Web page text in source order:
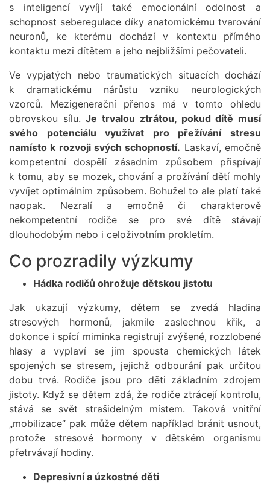
s inteligencí vyvíjí také emocionální odolnost a
schopnost seberegulace díky anatomickému tvarování
neuronů, ke kterému dochází v kontextu přímého
kontaktu mezi dítětem a jeho nejbližšími pečovateli.
Ve vypjatých nebo traumatických situacích dochází
k dramatickému nárůstu vzniku neurologických
vzorců. Mezigenerační přenos má v tomto ohledu
obrovskou sílu.Je trvalou ztrátou, pokud dítě musí
svého potenciálu využívat pro přežívání stresu
namísto k rozvoji svých schopností. Laskaví, emočně
kompetentní dospělí zásadním způsobem přispívají
k tomu, aby se mozek, chování a prožívání dětí mohly
vyvíjet optimálním způsobem. Bohužel to ale platí také
naopak. Nezralí a emočně či charakterově
nekompetentní rodiče se pro své dítě stávají
dlouhodobým nebo i celoživotním prokletím.
Co prozradily výzkumy
Hádka rodičů ohrožuje dětskou jistotu
Jak ukazují výzkumy, dětem se zvedá hladina
stresových hormonů, jakmile zaslechnou křik, a
dokonce i spící miminka registrují zvýšené, rozzlobené
hlasy a vyplaví se jim spousta chemických látek
spojených se stresem, jejichž odbourání pak určitou
dobu trvá. Rodiče jsou pro děti základním zdrojem
jistoty. Když se dětem zdá, že rodiče ztrácejí kontrolu,
stává se svět strašidelným místem. Taková vnitřní
„mobilizace“ pak může dětem například bránit usnout,
protože stresové hormony v dětském organismu
přetrvávají hodiny.
Depresivní a úzkostné děti